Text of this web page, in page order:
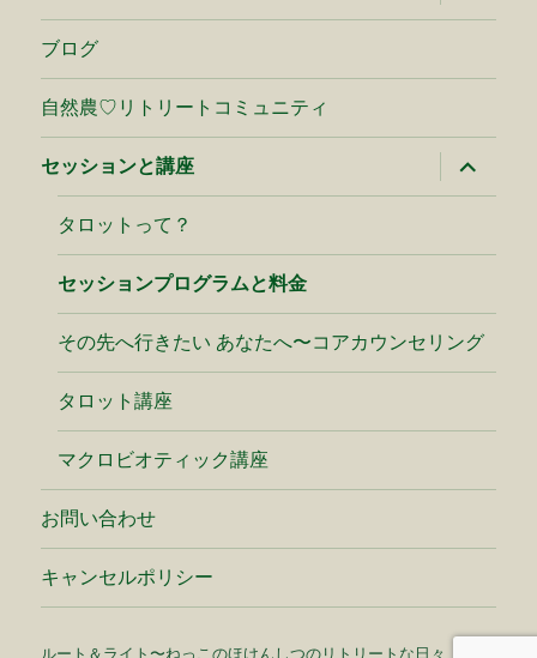
メ
ー
開
ブログ
自然農♡リトリートコミュニティ
セッションと講座
サ
ブ
メ
ー
開
タロットって？
セッションプログラムと料金
その先へ行きたい あなたへ〜コアカウンセリング
タロット講座
マクロビオティック講座
お問い合わせ
キャンセルポリシー
ルート＆ライト〜ねっこのほけんしつのリトリートな日々